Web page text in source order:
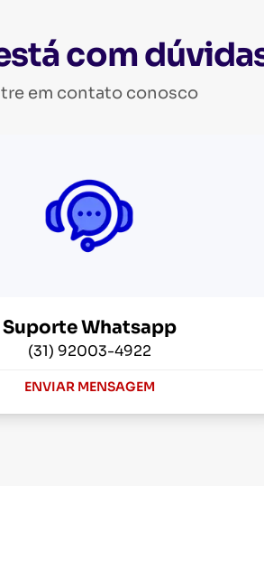
com
em contato conosco
Suporte Whatsapp
(31) 92003-4922
ENVIAR MENSAGEM